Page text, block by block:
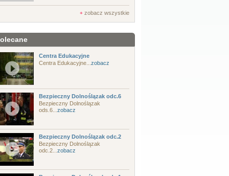
+ zobacz wszystkie
Centra Edukacyjne
Centra Edukacyjne... zobacz
Bezpieczny Dolnoślązak odc.6
Bezpieczny Dolnoślązak
ods.6... zobacz
Bezpieczny Dolnoślązak odc.2
Bezpieczny Dolnoślązak
odc.2... zobacz